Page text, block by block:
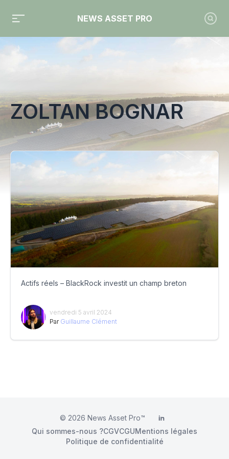
NEWS ASSET PRO
Toute l'actualité sur le tag "Zoltan Bognar"
ZOLTAN BOGNAR
Actifs réels – BlackRock investit un champ breton
vendredi 5 avril 2024
Par Guillaume Clément
© 2026 News Asset Pro™ LinkedIn
Qui sommes-nous ?CGVCGUMentions légales
Politique de confidentialité